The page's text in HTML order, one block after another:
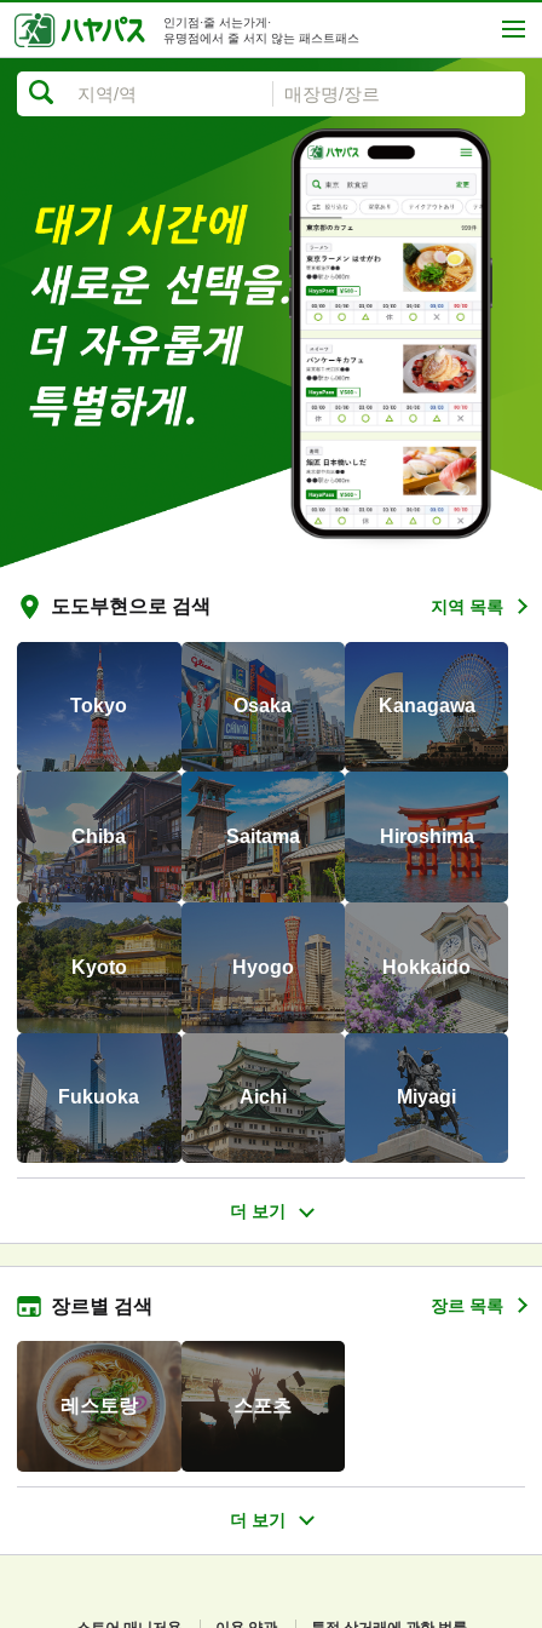
인기점·줄 서는가게·
유명점에서 줄 서지 않는 패스트패스
도도부현으로 검색 지역 목록
Tokyo Osaka Kanagawa
Chiba Saitama Hiroshima
Kyoto Hyogo Hokkaido
Fukuoka Aichi Miyagi
장르별 검색 장르 목록
레스토랑 스포츠